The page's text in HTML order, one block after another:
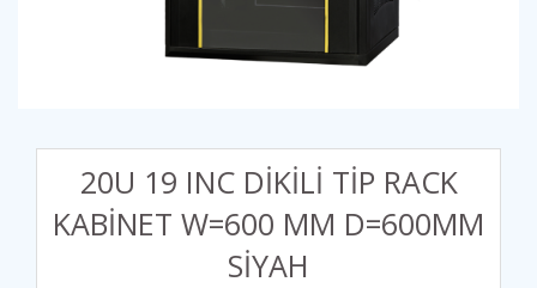
20U 19 INC DİKİLİ TİP RACK
KABİNET W=600 MM D=600MM
SİYAH